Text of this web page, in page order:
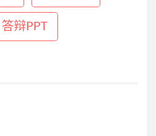
答辩PPT